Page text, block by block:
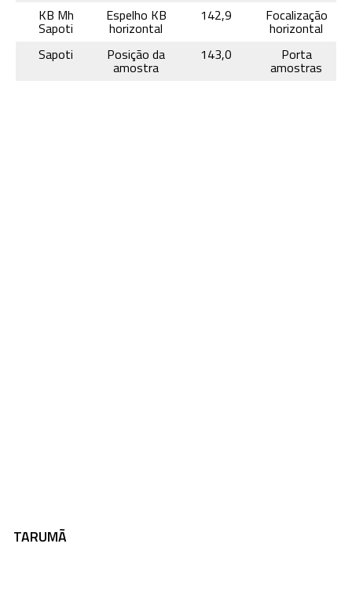
KB Mh
Sapoti
Espelho KB
horizontal
142,9 Focalização
horizontal
Sapoti
Posição da
amostra
143,0 Porta
amostras
TARUMÃ